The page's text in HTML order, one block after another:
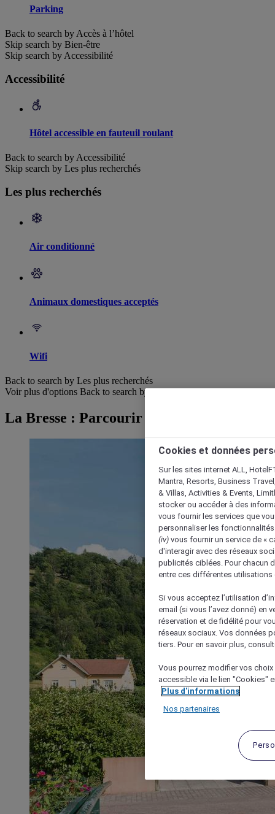
Parking
Back to search by Accès à l’hôtel
Skip search by Bien-être
Skip search by Accessibilité
Accessibilité
Hôtel accessible en fauteuil roulant
Back to search by Accessibilité
Skip search by Les plus recherchés
Les plus recherchés
Air conditionné
Animaux domestiques acceptés
Wifi
Back to search by Les plus recherchés
Voir plus d'options Back to search by categories
La Bresse : Parcourir les hôtels
Cookies et données
Sur les sites internet ALL,
Mantra, Resorts, Business
& Villas, Activities & Events,
stocker ou accéder à des
vous fournir les services que
personnaliser les
(iv) vous fournir un service de «
d'interagir avec des réseaux
publicités ciblées. Pour chacun
entre ces différentes utilisations
Si vous acceptez l’utilisation
email (si vous l’avez donné) en
réservation et de fidélité pour
réseaux sociaux. Vos données
tiers. Pour en savoir plus,
Vous pourrez modifier vos
accessible via le lien "Cookies"
Plus d'informations
Nos partenaires